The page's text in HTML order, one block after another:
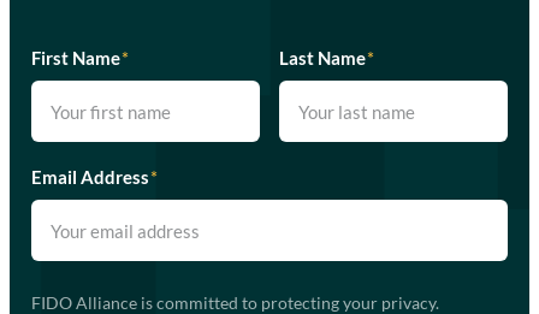
First Name* Last Name*
Email Address*
FIDO Alliance is committed to protecting your privacy.